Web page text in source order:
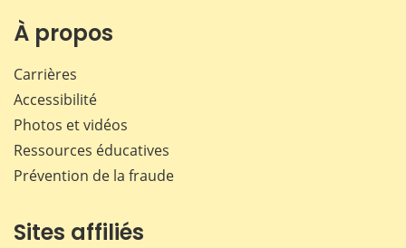
À propos
Carrières
Accessibilité
Photos et vidéos
Ressources éducatives
Prévention de la fraude
Sites affiliés